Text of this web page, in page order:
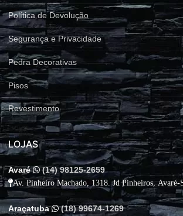
Política de Devolução
Segurança e Privacidade
Pedra Decorativas
Pisos
Revestimento
LOJAS
Avaré (14) 98125-2659
Av. Pinheiro Machado, 1318. Jd Pinheiros, Avaré-
Araçatuba (18) 99674-1269